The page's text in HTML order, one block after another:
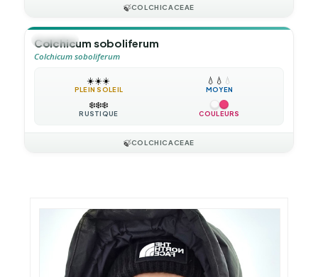
🍃COLCHICACEAE
🪴VIVACE
Colchicum soboliferum
Colchicum soboliferum
☀️☀️☀️
PLEIN SOLEIL
💧 💧 💧
MOYEN
❄️❄️❄️
RUSTIQUE COULEURS
🍃COLCHICACEAE